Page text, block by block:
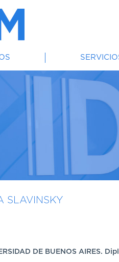
SLAVINSKY
DE BUENOS AIRES.